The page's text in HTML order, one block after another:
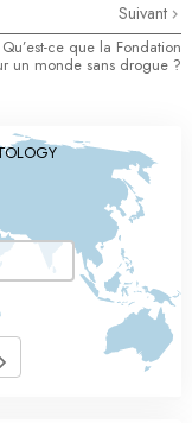
Suivant
Qu’est-ce que la Fondation
un monde sans drogue ?